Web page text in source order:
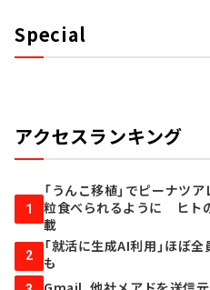
Special
アクセスランキング
1
「うんこ移植」でピーナツ
粒食べられるように ヒ
載
2
「就活に生成AI利用」ほぼ
も